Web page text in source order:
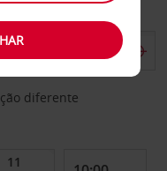
diferente